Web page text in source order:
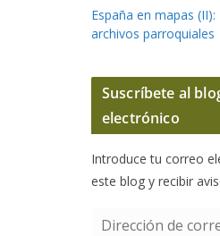
España en mapas
archivos parroquiales
Suscríbete al
electrónico
Introduce tu correo
este blog y recibir